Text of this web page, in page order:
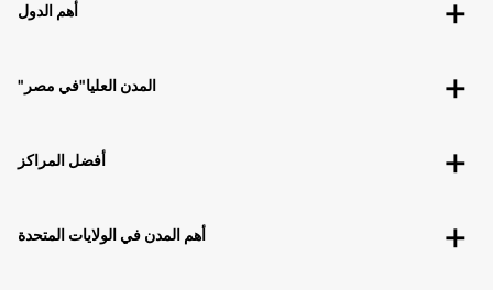
أهم الدول
"المدن العليا"في مصر
أفضل المراكز
أهم المدن في الولايات المتحدة